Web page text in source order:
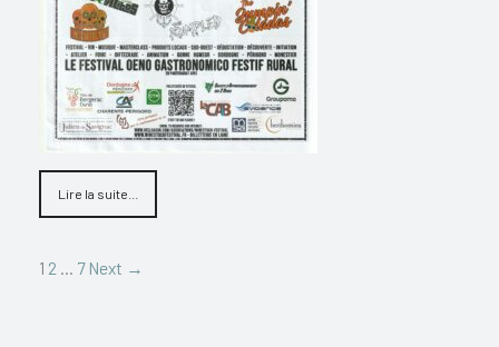
Lire la suite...
1 2 … 7 Next →